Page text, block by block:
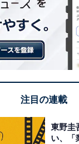
定】Dell
/QHD/IPS,非光沢/
縦横回転,高さ調
Amazonで見る
注目の連載
東野圭
い、「